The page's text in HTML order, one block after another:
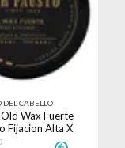
DEL CABELLO
Wax Fuerte
Fijacion Alta X